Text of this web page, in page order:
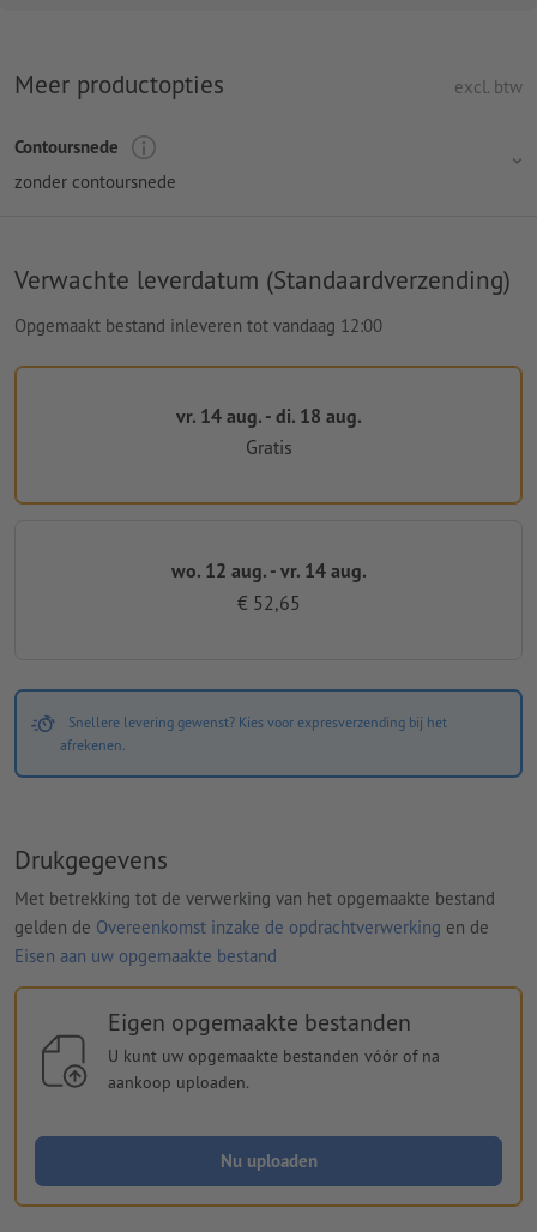
Meer productopties excl. btw
Contoursnede
zonder contoursnede
Verwachte leverdatum (Standaardverzending)
Opgemaakt bestand inleveren tot vandaag 12:00
vr. 14 aug. - di. 18 aug.
Gratis
wo. 12 aug. - vr. 14 aug.
€ 52,65
Snellere levering gewenst? Kies voor expresverzending bij het
afrekenen.
Drukgegevens
Met betrekking tot de verwerking van het opgemaakte bestand
gelden de Overeenkomst inzake de opdrachtverwerking en de
Eisen aan uw opgemaakte bestand
Eigen opgemaakte bestanden
U kunt uw opgemaakte bestanden vóór of na
aankoop uploaden.
Nu uploaden